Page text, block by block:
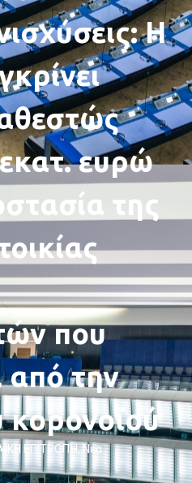
Η
ευρώ
της
που
από την
κορονοϊού
ΕΠΙΤΡΟΠΉ,Νέα